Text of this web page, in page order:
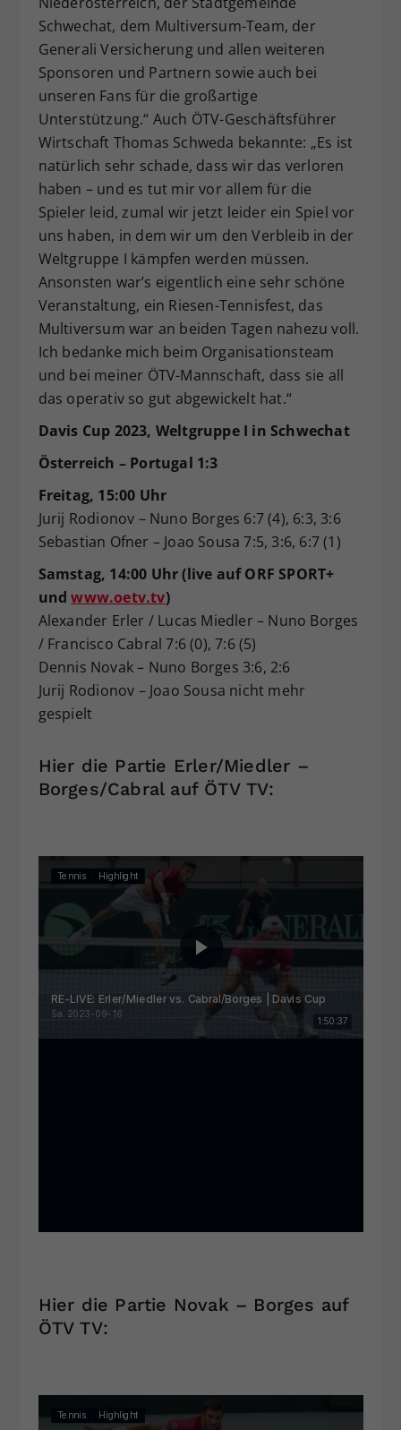
Schwechat, dem Multiversum-Team, der
Generali Versicherung und allen weiteren
Sponsoren und Partnern sowie auch bei
unseren Fans für die großartige
Unterstützung.“ Auch ÖTV-Geschäftsführer
Wirtschaft Thomas Schweda bekannte: „Es ist
natürlich sehr schade, dass wir das verloren
haben – und es tut mir vor allem für die
Spieler leid, zumal wir jetzt leider ein Spiel vor
uns haben, in dem wir um den Verbleib in der
Weltgruppe I kämpfen werden müssen.
Ansonsten war’s eigentlich eine sehr schöne
Veranstaltung, ein Riesen-Tennisfest, das
Multiversum war an beiden Tagen nahezu voll.
Ich bedanke mich beim Organisationsteam
und bei meiner ÖTV-Mannschaft, dass sie all
das operativ so gut abgewickelt hat.“
Davis Cup 2023, Weltgruppe I in Schwechat
Österreich – Portugal 1:3
Freitag, 15:00 Uhr
Jurij Rodionov – Nuno Borges 6:7 (4), 6:3, 3:6
Sebastian Ofner – Joao Sousa 7:5, 3:6, 6:7 (1)
Samstag, 14:00 Uhr (live auf ORF SPORT+
und www.oetv.tv)
Alexander Erler / Lucas Miedler – Nuno Borges
/ Francisco Cabral 7:6 (0), 7:6 (5)
Dennis Novak – Nuno Borges 3:6, 2:6
Jurij Rodionov – Joao Sousa nicht mehr
gespielt
Hier die Partie Erler/Miedler –
Borges/Cabral auf ÖTV TV:
Hier die Partie Novak – Borges auf
ÖTV TV: